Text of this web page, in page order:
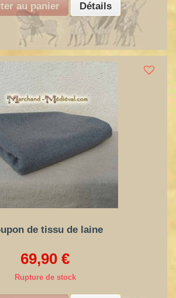
au panier Détails
de tissu de laine
69,90 €
Rupture de stock